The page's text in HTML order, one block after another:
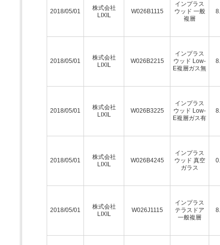
2018/05/01
株式会社
LIXIL
W026B1115
インプラス
ウッド 一般
複層
2018/05/01
株式会社
LIXIL
W026B2215
インプラス
ウッド Low-
E複層ガス無
2018/05/01
株式会社
LIXIL
W026B3225
インプラス
ウッド Low-
E複層ガス有
2018/05/01
株式会社
LIXIL
W026B4245
インプラス
ウッド 真空
ガラス
2018/05/01
株式会社
LIXIL
W026J1115
インプラス
テラスドア
一般複層